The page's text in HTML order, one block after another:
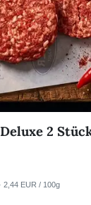
2
2,44 EUR / 100g